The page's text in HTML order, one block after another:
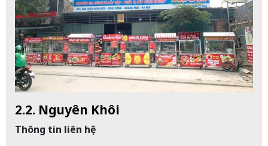
2.2. Nguyên Khôi
Thông tin liên hệ